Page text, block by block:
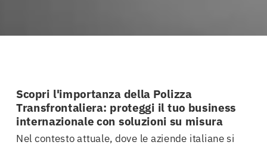
Scopri l'importanza della Polizza
Transfrontaliera: proteggi il tuo business
internazionale con soluzioni su misura
Nel contesto attuale, dove le aziende italiane si